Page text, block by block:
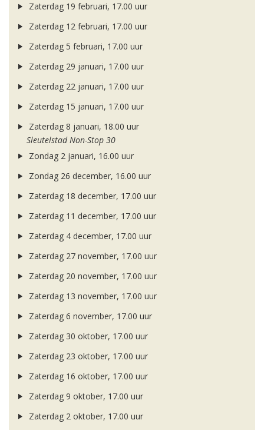
Zaterdag 19 februari, 17.00 uur
Zaterdag 12 februari, 17.00 uur
Zaterdag 5 februari, 17.00 uur
Zaterdag 29 januari, 17.00 uur
Zaterdag 22 januari, 17.00 uur
Zaterdag 15 januari, 17.00 uur
Zaterdag 8 januari, 18.00 uur
Sleutelstad Non-Stop 30
Zondag 2 januari, 16.00 uur
Zondag 26 december, 16.00 uur
Zaterdag 18 december, 17.00 uur
Zaterdag 11 december, 17.00 uur
Zaterdag 4 december, 17.00 uur
Zaterdag 27 november, 17.00 uur
Zaterdag 20 november, 17.00 uur
Zaterdag 13 november, 17.00 uur
Zaterdag 6 november, 17.00 uur
Zaterdag 30 oktober, 17.00 uur
Zaterdag 23 oktober, 17.00 uur
Zaterdag 16 oktober, 17.00 uur
Zaterdag 9 oktober, 17.00 uur
Zaterdag 2 oktober, 17.00 uur